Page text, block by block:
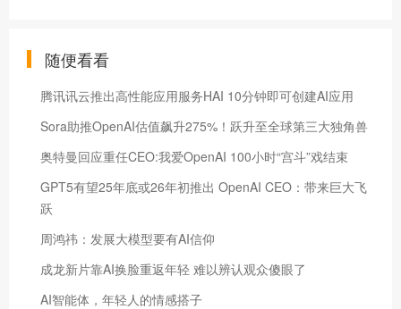
随便看看
腾讯讯云推出高性能应用服务HAI 10分钟即可创建AI应用
Sora助推OpenAI估值飙升275%！跃升至全球第三大独角兽
奥特曼回应重任CEO:我爱OpenAI 100小时“宫斗”戏结束
GPT5有望25年底或26年初推出 OpenAI CEO：带来巨大飞
跃
周鸿祎：发展大模型要有AI信仰
成龙新片靠AI换脸重返年轻 难以辨认观众傻眼了
AI智能体，年轻人的情感搭子